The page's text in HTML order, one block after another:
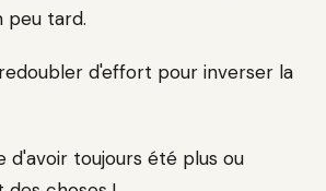
peu tard.
d'effort pour inverser la
d'avoir toujours été plus ou